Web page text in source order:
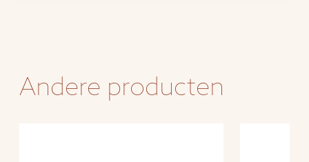
Andere producten